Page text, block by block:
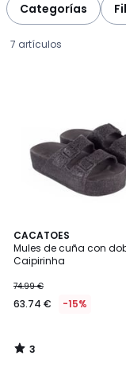
Categorías
7 artículos
CACATOES
Mules de cuña con
Caipirinha
€
en
de
74.99
74.99 €
63.74 € -15%
3
/
5
3
/